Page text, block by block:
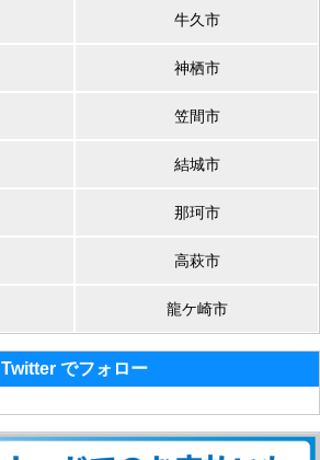
牛久市
神栖市
笠間市
結城市
那珂市
高萩市
龍ケ崎市
Twitter でフォロー